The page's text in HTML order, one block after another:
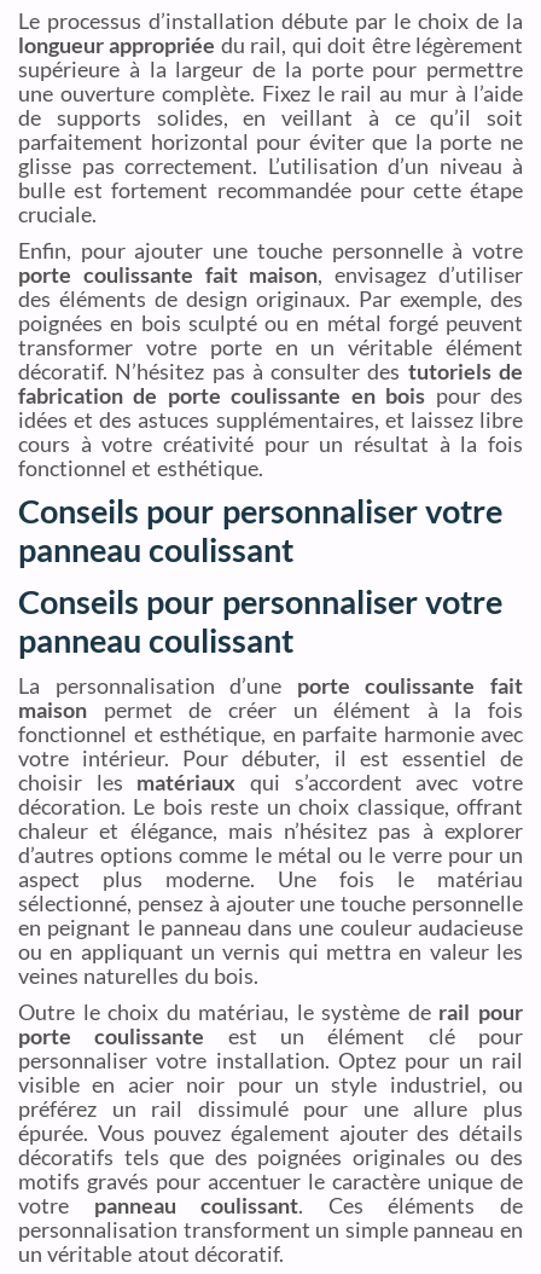
Le processus d’installation débute par le choix de la
longueur appropriée du rail, qui doit être légèrement
supérieure à la largeur de la porte pour permettre
une ouverture complète. Fixez le rail au mur à l’aide
de supports solides, en veillant à ce qu’il soit
parfaitement horizontal pour éviter que la porte ne
glisse pas correctement. L’utilisation d’un niveau à
bulle est fortement recommandée pour cette étape
cruciale.
Enfin, pour ajouter une touche personnelle à votre
porte coulissante fait maison, envisagez d’utiliser
des éléments de design originaux. Par exemple, des
poignées en bois sculpté ou en métal forgé peuvent
transformer votre porte en un véritable élément
décoratif. N’hésitez pas à consulter des tutoriels de
fabrication de porte coulissante en bois pour des
idées et des astuces supplémentaires, et laissez libre
cours à votre créativité pour un résultat à la fois
fonctionnel et esthétique.
Conseils pour personnaliser votre
panneau coulissant
Conseils pour personnaliser votre
panneau coulissant
La personnalisation d’une porte coulissante fait
maison permet de créer un élément à la fois
fonctionnel et esthétique, en parfaite harmonie avec
votre intérieur. Pour débuter, il est essentiel de
choisir les matériaux qui s’accordent avec votre
décoration. Le bois reste un choix classique, offrant
chaleur et élégance, mais n’hésitez pas à explorer
d’autres options comme le métal ou le verre pour un
aspect plus moderne. Une fois le matériau
sélectionné, pensez à ajouter une touche personnelle
en peignant le panneau dans une couleur audacieuse
ou en appliquant un vernis qui mettra en valeur les
veines naturelles du bois.
Outre le choix du matériau, le système de rail pour
porte coulissante est un élément clé pour
personnaliser votre installation. Optez pour un rail
visible en acier noir pour un style industriel, ou
préférez un rail dissimulé pour une allure plus
épurée. Vous pouvez également ajouter des détails
décoratifs tels que des poignées originales ou des
motifs gravés pour accentuer le caractère unique de
votre panneau coulissant. Ces éléments de
personnalisation transforment un simple panneau en
un véritable atout décoratif.